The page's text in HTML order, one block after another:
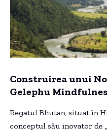
Construirea unui
Gelephu
Regatul Bhutan, situat în
conceptul său inovator de